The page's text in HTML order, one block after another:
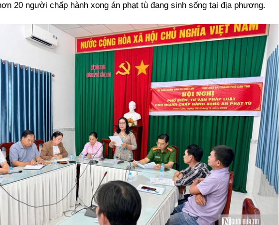
20 người chấp hành xong án phạt tù đang sinh sống tại địa phương.